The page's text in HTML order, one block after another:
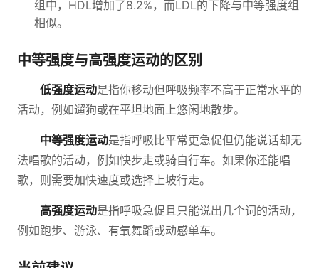
组中，HDL增加了8.2%，而LDL的下降与中等强度组
相似。
中等强度与高强度运动的区别
低强度运动是指你移动但呼吸频率不高于正常水平的
活动，例如遛狗或在平坦地面上悠闲地散步。
中等强度运动是指呼吸比平常更急促但仍能说话却无
法唱歌的活动，例如快步走或骑自行车。如果你还能唱
歌，则需要加快速度或选择上坡行走。
高强度运动是指呼吸急促且只能说出几个词的活动，
例如跑步、游泳、有氧舞蹈或动感单车。